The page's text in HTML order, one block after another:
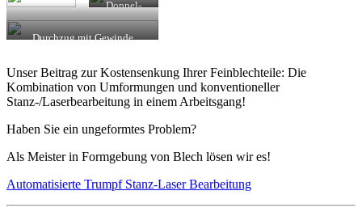
Doppel-
Brücke- Kerbumformung und
Absetzung
zur Einrastung
Durchzug mit Gewinde
Unser Beitrag zur Kostensenkung Ihrer Feinblechteile: Die
Kombination von Umformungen und konventioneller
Stanz-/Laserbearbeitung in einem Arbeitsgang!
Haben Sie ein ungeformtes Problem?
Als Meister in Formgebung von Blech lösen wir es!
Automatisierte Trumpf Stanz-Laser Bearbeitung